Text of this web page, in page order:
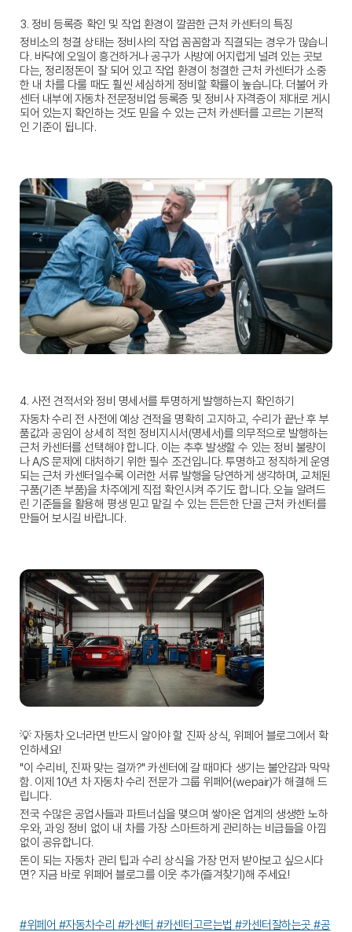
3. 정비 등록증 확인 및 작업 환경이 깔끔한 근처 카센터의 특징
정비소의 청결 상태는 정비사의 작업 꼼꼼함과 직결되는 경우가 많습니
다. 바닥에 오일이 흥건하거나 공구가 사방에 어지럽게 널려 있는 곳보
다는, 정리정돈이 잘 되어 있고 작업 환경이 청결한 근처 카센터가 소중
한 내 차를 다룰 때도 훨씬 세심하게 정비할 확률이 높습니다. 더불어 카
센터 내부에 자동차 전문정비업 등록증 및 정비사 자격증이 제대로 게시
되어 있는지 확인하는 것도 믿을 수 있는 근처 카센터를 고르는 기본적
인 기준이 됩니다.
4. 사전 견적서와 정비 명세서를 투명하게 발행하는지 확인하기
자동차 수리 전 사전에 예상 견적을 명확히 고지하고, 수리가 끝난 후 부
근처 카센터를 선택해야 합니다. 이는 추후 발생할 수 있는 정비 불량이
나 A/S 문제에 대처하기 위한 필수 조건입니다. 투명하고 정직하게 운영
되는 근처 카센터 일수록 이러한 서류 발행을 당연하게 생각하며, 교체된
구품(기존 부품)을 차주에게 직접 확인시켜 주기도 합니다. 오늘 알려드
린 기준들을 활용해 평생 믿고 맡길 수 있는 든든한 단골 근처 카센터를
만들어 보시길 바랍니다.
💡 자동차 오너라면 반드시 알아야 할 진짜 상식, 위페어 블로그에서 확
인하세요!
"이 수리비, 진짜 맞는 걸까?" 카센터에 갈 때마다 생기는 불안감과 막막
함. 이제 10년 차 자동차 수리 전문가 그룹 위페어(wepair)가 해결해 드
립니다.
전국 수많은 공업사들과 파트너십을 맺으며 쌓아온 업계의 생생한 노하
우와, 과잉 정비 없이 내 차를 가장 스마트하게 관리하는 비급들을 아낌
없이 공유합니다.
돈이 되는 자동차 관리 팁과 수리 상식을 가장 먼저 받아보고 싶으시다
면? 지금 바로 위페어 블로그를 이웃 추가(즐겨찾기)해 주세요!
#위페어 #자동차수리 #카센터 #카센터고르는법 #카센터잘하는곳 #공